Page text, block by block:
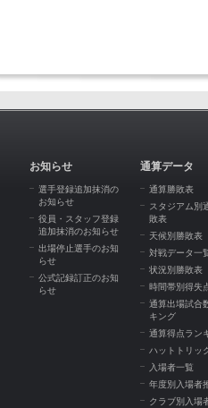
お知らせ
選手登録追加抹消の
お知らせ
役員・スタッフ登録
追加抹消のお知らせ
出場停止選手のお知
らせ
公式記録訂正のお知
らせ
通算データ
通算勝敗表
スタジアム別
敗表
天候別勝敗表
対戦データ一
状況別勝敗表
時間帯別得失
通算出場試合
キング
通算得点ラン
ハットトリッ
入場者一覧
年度別入場者
クラブ別入場